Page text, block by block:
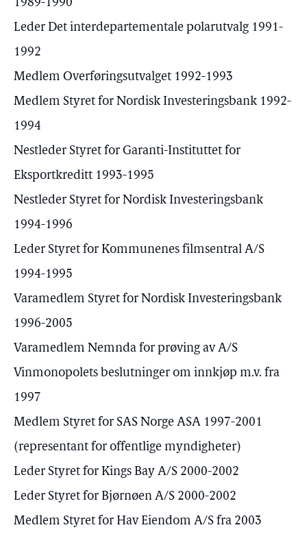
1989-1990
Leder Det interdepartementale polarutvalg 1991-
1992
Medlem Overføringsutvalget 1992-1993
Medlem Styret for Nordisk Investeringsbank 1992-
1994
Nestleder Styret for Garanti-Instituttet for
Eksportkreditt 1993-1995
Nestleder Styret for Nordisk Investeringsbank
1994-1996
Leder Styret for Kommunenes filmsentral A/S
1994-1995
Varamedlem Styret for Nordisk Investeringsbank
1996-2005
Varamedlem Nemnda for prøving av A/S
Vinmonopolets beslutninger om innkjøp m.v. fra
1997
Medlem Styret for SAS Norge ASA 1997-2001
(representant for offentlige myndigheter)
Leder Styret for Kings Bay A/S 2000-2002
Leder Styret for Bjørnøen A/S 2000-2002
Medlem Styret for Hav Eiendom A/S fra 2003